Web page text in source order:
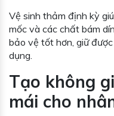
Vệ sinh thảm định kỳ
mốc và các chất bám
bảo vệ tốt hơn, giữ
dụng.
Tạo không
mái cho